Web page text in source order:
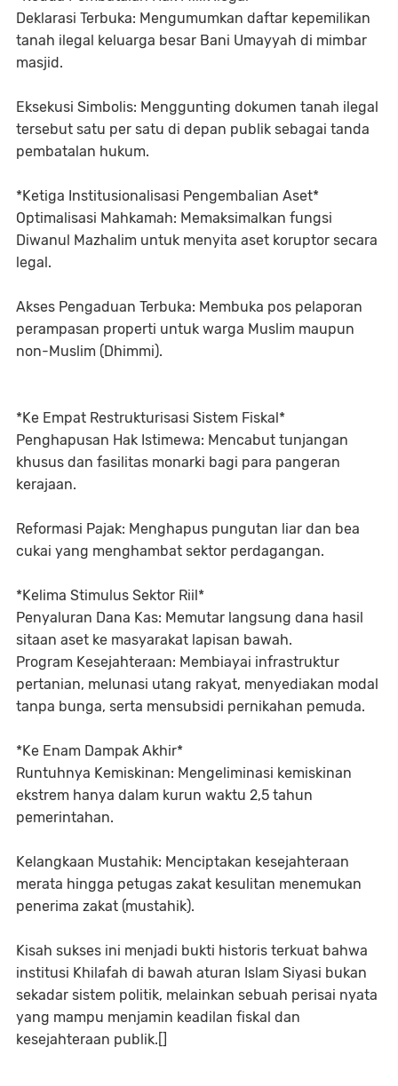
Deklarasi Terbuka: Mengumumkan daftar kepemilikan
tanah ilegal keluarga besar Bani Umayyah di mimbar
masjid.
Eksekusi Simbolis: Menggunting dokumen tanah ilegal
tersebut satu per satu di depan publik sebagai tanda
pembatalan hukum.
*Ketiga Institusionalisasi Pengembalian Aset*
Optimalisasi Mahkamah: Memaksimalkan fungsi
Diwanul Mazhalim untuk menyita aset koruptor secara
legal.
Akses Pengaduan Terbuka: Membuka pos pelaporan
perampasan properti untuk warga Muslim maupun
non-Muslim (Dhimmi).
*Ke Empat Restrukturisasi Sistem Fiskal*
Penghapusan Hak Istimewa: Mencabut tunjangan
khusus dan fasilitas monarki bagi para pangeran
kerajaan.
Reformasi Pajak: Menghapus pungutan liar dan bea
cukai yang menghambat sektor perdagangan.
*Kelima Stimulus Sektor Riil*
Penyaluran Dana Kas: Memutar langsung dana hasil
sitaan aset ke masyarakat lapisan bawah.
Program Kesejahteraan: Membiayai infrastruktur
pertanian, melunasi utang rakyat, menyediakan modal
tanpa bunga, serta mensubsidi pernikahan pemuda.
*Ke Enam Dampak Akhir*
Runtuhnya Kemiskinan: Mengeliminasi kemiskinan
ekstrem hanya dalam kurun waktu 2,5 tahun
pemerintahan.
Kelangkaan Mustahik: Menciptakan kesejahteraan
merata hingga petugas zakat kesulitan menemukan
penerima zakat (mustahik).
Kisah sukses ini menjadi bukti historis terkuat bahwa
institusi Khilafah di bawah aturan Islam Siyasi bukan
sekadar sistem politik, melainkan sebuah perisai nyata
yang mampu menjamin keadilan fiskal dan
kesejahteraan publik.[]